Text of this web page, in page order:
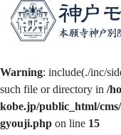
Warning: include(./inc/
such file or directory in /
kobe.jp/public_html/
gyouji.php on line 15